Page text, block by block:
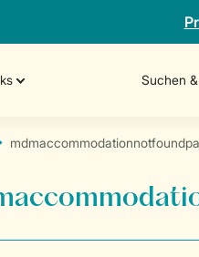
Suchen